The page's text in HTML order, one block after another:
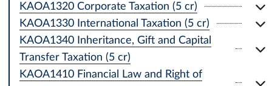
KAOA1320 Corporate Taxation (5 cr)
KAOA1330 International Taxation (5 cr)
KAOA1340 Inheritance, Gift and Capital
Transfer Taxation (5 cr)
KAOA1410 Financial Law and Right of